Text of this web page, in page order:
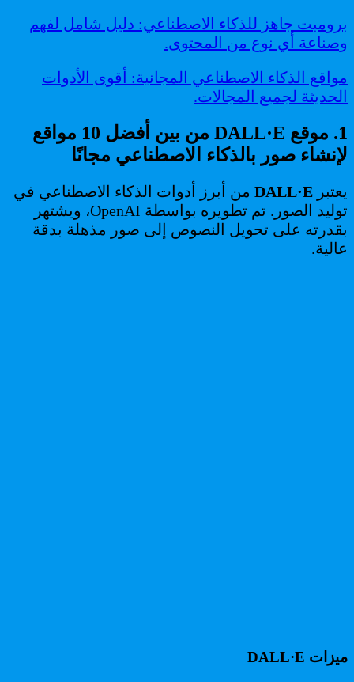
برومبت جاهز للذكاء الاصطناعي: دليل شامل لفهم
وصناعة أي نوع من المحتوى.
مواقع الذكاء الاصطناعي المجانية: أقوى الأدوات
الحديثة لجميع المجالات.
1. موقع DALL·E من بين أفضل 10 مواقع
لإنشاء صور بالذكاء الاصطناعي مجانًا
يعتبر DALL·E من أبرز أدوات الذكاء الاصطناعي في
توليد الصور. تم تطويره بواسطة OpenAI، ويشتهر
بقدرته على تحويل النصوص إلى صور مذهلة بدقة
عالية.
ميزات DALL·E